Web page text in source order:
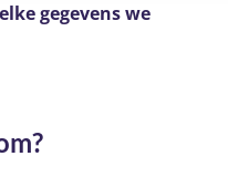
gegevens we